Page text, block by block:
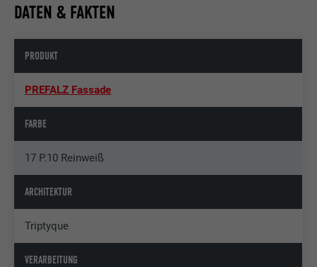
DATEN & FAKTEN
PRODUKT
PREFALZ Fassade
FARBE
17 P.10 Reinweiß
ARCHITEKTUR
Triptyque
VERARBEITUNG